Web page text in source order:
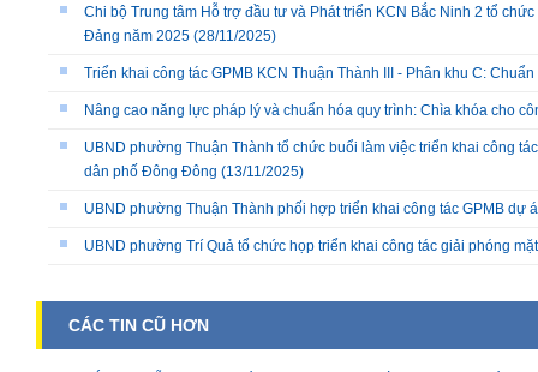
Chi bộ Trung tâm Hỗ trợ đầu tư và Phát triển KCN Bắc Ninh 2 tổ
Đảng năm 2025 (28/11/2025)
Triển khai công tác GPMB KCN Thuận Thành III - Phân khu C:
Nâng cao năng lực pháp lý và chuẩn hóa quy trình: Chìa khóa cho
UBND phường Thuận Thành tổ chức buổi làm việc triển khai công
dân phố Đông Đông (13/11/2025)
UBND phường Thuận Thành phối hợp triển khai công tác GPMB dự
UBND phường Trí Quả tổ chức họp triển khai công tác giải phóng
CÁC TIN CŨ HƠN